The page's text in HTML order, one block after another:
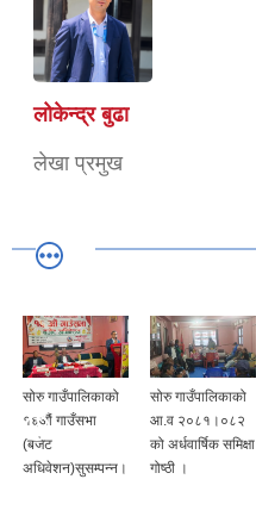
लोकेन्द्र बुढा
लेखा प्रमुख
सोरु गाउँपालिकाको
१६औं गाउँसभा
(बजेट
अधिवेशन)सुसम्पन्न।
सोरु गाउँपालिकाको
आ.व २०८१।०८२
को अर्धवार्षिक समिक्षा
गोष्ठी ।